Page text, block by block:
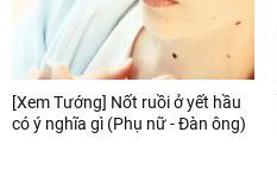
[Xem Tướng] Nốt ruồi ở yết hầu
có ý nghĩa gì (Phụ nữ - Đàn ông)